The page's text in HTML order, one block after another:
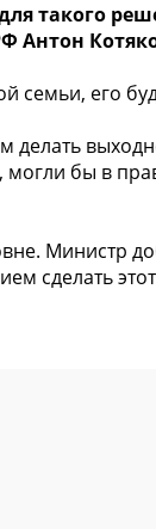
такого
Антон
семьи, его
делать
могли бы в
Министр
сделать